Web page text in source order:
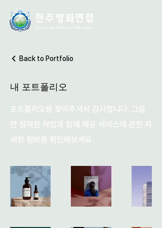
천주평화연 합
Universal Peace Federation
Back to Portfolio
내 포트폴리오
포트폴리오를 찾아주셔서 감사합니다. 그동
안 참여한 작업과 함께 제공 서비스에 관한 자
세한 정보를 확인해보세요.